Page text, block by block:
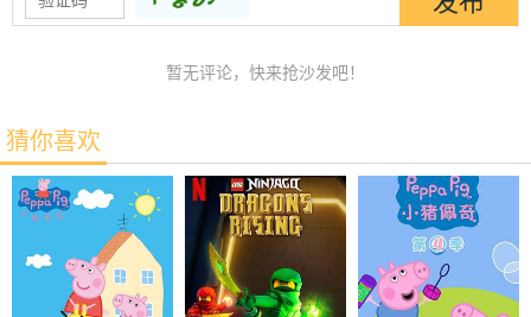
暂无评论，快来抢沙发吧！
猜你喜欢